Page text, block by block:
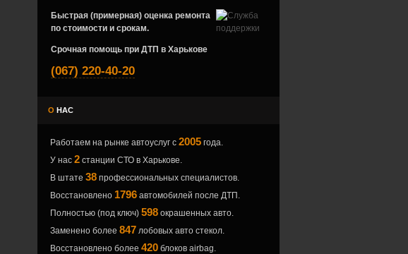
Быстрая (примерная) оценка ремонта
по стоимости и срокам.
Срочная помощь при ДТП в Харькове
(067) 220-40-20
О НАС
Работаем на рынке автоуслуг с 2005 года.
У нас 2 станции СТО в Харькове.
В штате 38 профессиональных специалистов.
Восстановлено 1796 автомобилей после ДТП.
Полностью (под ключ) 598 окрашенных авто.
Заменено более 847 лобовых авто стекол.
Восстановлено более 420 блоков airbag.